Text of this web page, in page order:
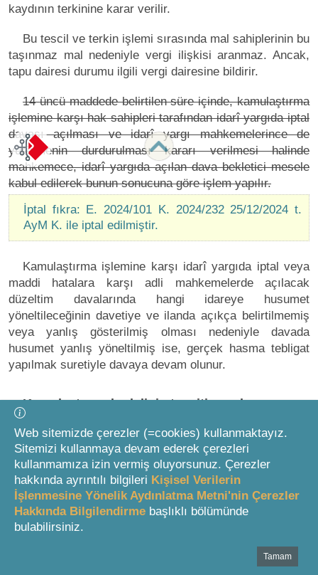
kaydının terkinine karar verilir.
Bu tescil ve terkin işlemi sırasında mal sahiplerinin bu
taşınmaz mal nedeniyle vergi ilişkisi aranmaz. Ancak,
tapu dairesi durumu ilgili vergi dairesine bildirir.
14 üncü maddede belirtilen süre içinde, kamulaştırma
işlemine karşı hak sahipleri tarafından idarî yargıda iptal
davası açılması ve idarî yargı mahkemelerince de
yürütmenin durdurulması kararı verilmesi halinde
mahkemece, idarî yargıda açılan dava bekletici mesele
kabul edilerek bunun sonucuna göre işlem yapılır.
İptal fıkra: E. 2024/101 K. 2024/232 25/12/2024 t.
AyM K. ile iptal edilmiştir.
Kamulaştırma işlemine karşı idarî yargıda iptal veya
maddi hatalara karşı adli mahkemelerde açılacak
düzeltim davalarında hangi idareye husumet
yöneltileceğinin davetiye ve ilanda açıkça belirtilmemiş
veya yanlış gösterilmiş olması nedeniyle davada
husumet yanlış yöneltilmiş ise, gerçek hasma tebligat
yapılmak suretiyle davaya devam olunur.
Kamulaştırma bedelinin tespiti esasları
Değişik kenar başlığı: 24/04/2001 t. 4650 s. K. m.6
MADDE 11
Değişik madde: 24/04/2001 t. 4650 s. K. m.6
15 inci madde uyarınca oluşturulacak bilirkişi kurulu,
Web sitemizde çerezler (=cookies) kullanmaktayız.
Sitemizi kullanmaya devam ederek çerezleri
kullanmamıza izin vermiş oluyorsunuz. Çerezler
hakkında ayrıntılı bilgileri Kişisel Verilerin
İşlenmesine Yönelik Aydınlatma Metni'nin Çerezler
Hakkında Bilgilendirme başlıklı bölümünde
bulabilirsiniz.
Tamam